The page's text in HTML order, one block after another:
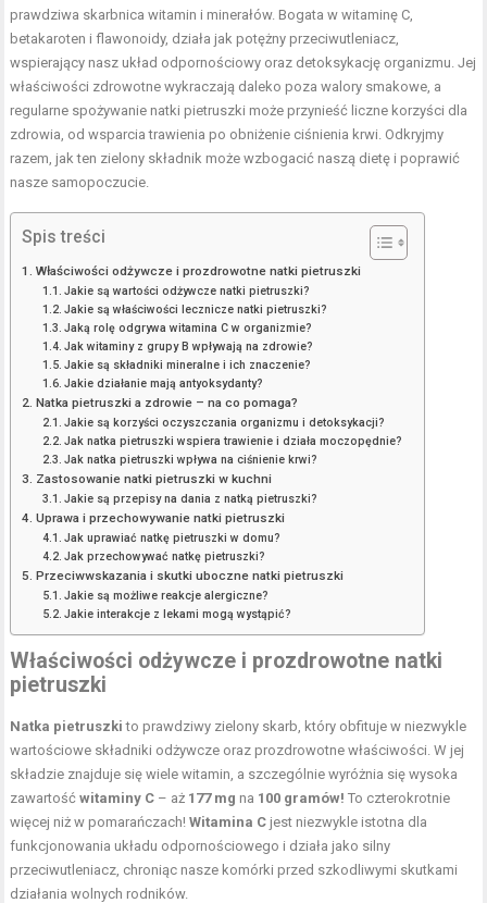
prawdziwa skarbnica witamin i minerałów. Bogata w witaminę C,
betakaroten i flawonoidy, działa jak potężny przeciwutleniacz,
wspierający nasz układ odpornościowy oraz detoksykację organizmu. Jej
właściwości zdrowotne wykraczają daleko poza walory smakowe, a
regularne spożywanie natki pietruszki może przynieść liczne korzyści dla
zdrowia, od wsparcia trawienia po obniżenie ciśnienia krwi. Odkryjmy
razem, jak ten zielony składnik może wzbogacić naszą dietę i poprawić
nasze samopoczucie.
Spis treści
Właściwości odżywcze i prozdrowotne natki pietruszki
Jakie są wartości odżywcze natki pietruszki?
Jakie są właściwości lecznicze natki pietruszki?
Jaką rolę odgrywa witamina C w organizmie?
Jak witaminy z grupy B wpływają na zdrowie?
Jakie są składniki mineralne i ich znaczenie?
Jakie działanie mają antyoksydanty?
Natka pietruszki a zdrowie – na co pomaga?
Jakie są korzyści oczyszczania organizmu i detoksykacji?
Jak natka pietruszki wspiera trawienie i działa moczopędnie?
Jak natka pietruszki wpływa na ciśnienie krwi?
Zastosowanie natki pietruszki w kuchni
Jakie są przepisy na dania z natką pietruszki?
Uprawa i przechowywanie natki pietruszki
Jak uprawiać natkę pietruszki w domu?
Jak przechowywać natkę pietruszki?
Przeciwwskazania i skutki uboczne natki pietruszki
Jakie są możliwe reakcje alergiczne?
Jakie interakcje z lekami mogą wystąpić?
Właściwości odżywcze i prozdrowotne natki
pietruszki
Natka pietruszki to prawdziwy zielony skarb, który obfituje w niezwykle
wartościowe składniki odżywcze oraz prozdrowotne właściwości. W jej
składzie znajduje się wiele witamin, a szczególnie wyróżnia się wysoka
zawartośćwitaminy C – aż 177 mg na 100 gramów! To czterokrotnie
więcej niż w pomarańczach!Witamina C jest niezwykle istotna dla
funkcjonowania układu odpornościowego i działa jako silny
przeciwutleniacz, chroniąc nasze komórki przed szkodliwymi skutkami
działania wolnych rodników.